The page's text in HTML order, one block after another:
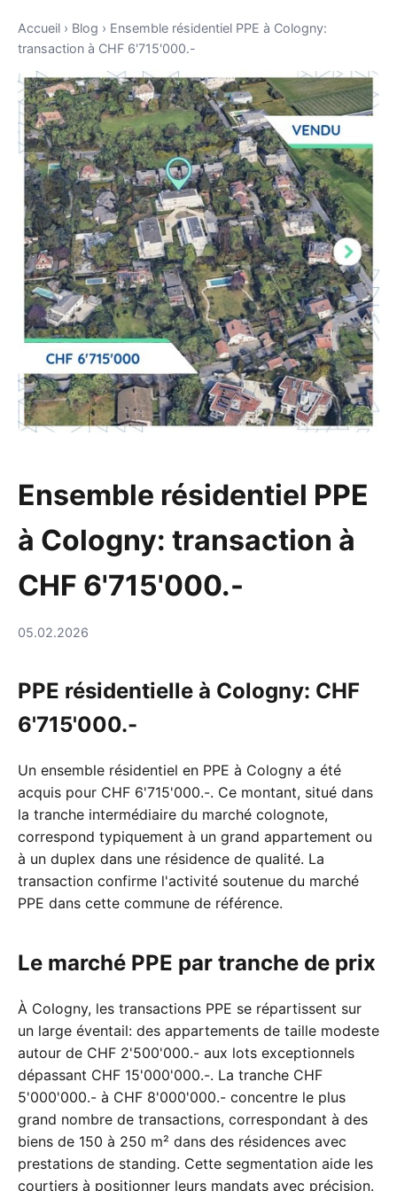
Accueil › Blog › Ensemble résidentiel PPE à Cologny:
transaction à CHF 6'715'000.-
Ensemble résidentiel PPE
à Cologny: transaction à
CHF 6'715'000.-
05.02.2026
PPE résidentielle à Cologny: CHF
6'715'000.-
Un ensemble résidentiel en PPE à Cologny a été
acquis pour CHF 6'715'000.-. Ce montant, situé dans
la tranche intermédiaire du marché colognote,
correspond typiquement à un grand appartement ou
à un duplex dans une résidence de qualité. La
transaction confirme l'activité soutenue du marché
PPE dans cette commune de référence.
Le marché PPE par tranche de prix
À Cologny, les transactions PPE se répartissent sur
un large éventail: des appartements de taille modeste
autour de CHF 2'500'000.- aux lots exceptionnels
dépassant CHF 15'000'000.-. La tranche CHF
5'000'000.- à CHF 8'000'000.- concentre le plus
grand nombre de transactions, correspondant à des
biens de 150 à 250 m² dans des résidences avec
prestations de standing. Cette segmentation aide les
courtiers à positionner leurs mandats avec précision.